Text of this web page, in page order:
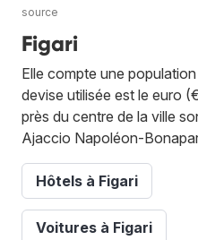
source
Figari
Elle compte une
devise utilisée est le euro
près du centre de la ville
Ajaccio Napoléon-
Hôtels à Figari
Voitures à Figari